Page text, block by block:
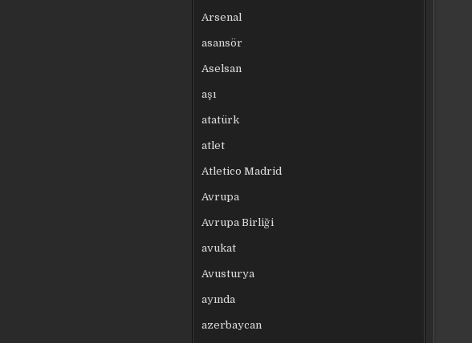
Arsenal
asansör
Aselsan
aşı
atatürk
atlet
Atletico Madrid
Avrupa
Avrupa Birliği
avukat
Avusturya
ayında
azerbaycan